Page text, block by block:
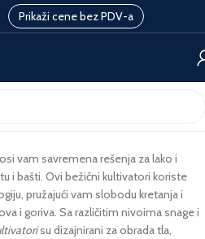
Prikaži cene bez PDV-a
vam savremena rešenja za lako i
i bašti. Ovi bežični kultivatori koriste
pružajući vam slobodu kretanja i
i goriva. Sa različitim nivoima snage i
su dizajnirani za obrada tla,